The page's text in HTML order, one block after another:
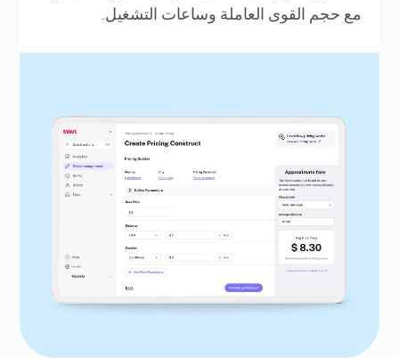
مع حجم القوى العاملة وساعات التشغيل.